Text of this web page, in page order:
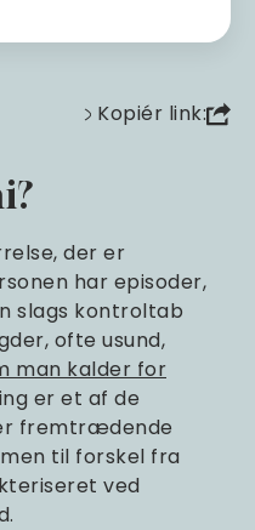
Kopiér link:
der er
har episoder,
slags kontroltab
ofte usund,
man kalder for
er et af de
fremtrædende
til forskel fra
ved